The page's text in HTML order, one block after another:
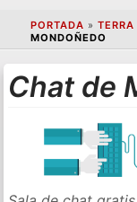
PORTADA »
MONDOÑEDO
Chat de